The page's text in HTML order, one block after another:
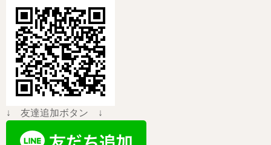
↓ 友達追加ボタン ↓